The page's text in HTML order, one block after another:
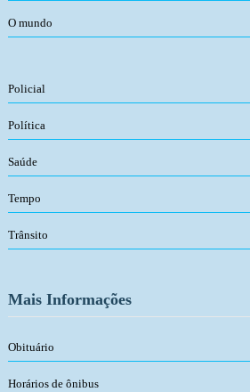
O mundo
Policial
Política
Saúde
Tempo
Trânsito
Mais Informações
Obituário
Horários de ônibus